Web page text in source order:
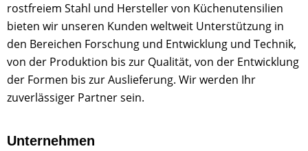
rostfreiem Stahl und Hersteller von Küchenutensilien
bieten wir unseren Kunden weltweit Unterstützung in
den Bereichen Forschung und Entwicklung und Technik,
von der Produktion bis zur Qualität, von der Entwicklung
der Formen bis zur Auslieferung. Wir werden Ihr
zuverlässiger Partner sein.
Unternehmen